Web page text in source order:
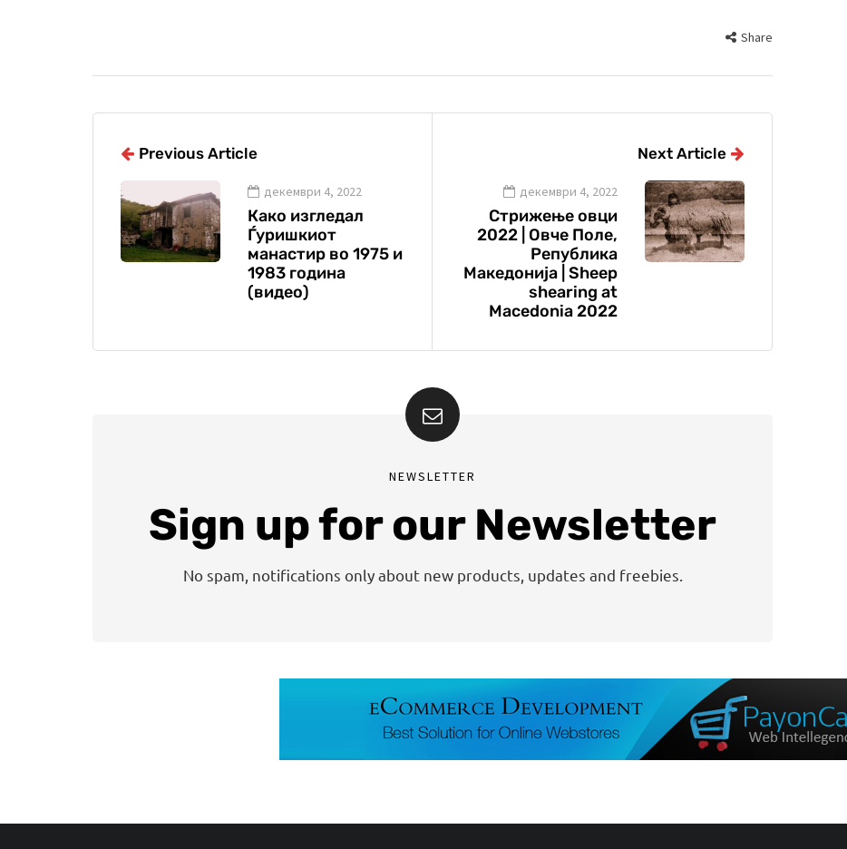
Share
Previous Article
декември 4, 2022
Како изгледал
Ѓуришкиот
манастир во 1975 и
1983 година
(видео)
Next Article
декември 4, 2022
Стрижење овци
2022 | Овче Поле,
Република
Македонија | Sheep
shearing at
Macedonia 2022
NEWSLETTER
Sign up for our Newsletter
No spam, notifications only about new products, updates and freebies.